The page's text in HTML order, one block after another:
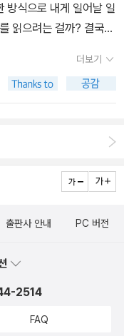
방식으로 내게 일어날 일
읽으려는 걸까? 결국
가치가 있죠?라는 질
증오의 도
랑하는 사람은 사랑받
있는 그/녀 자신보다 더
사랑에 빠진다.” (78p,
것이다. “나에게 정말 당
바라보고 있었어 / 당신
에 난 맹세할 수도 있어 /
더보기
출판사 안내 PC 버전
2514
FAQ